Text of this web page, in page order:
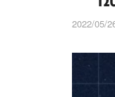
2022/05/